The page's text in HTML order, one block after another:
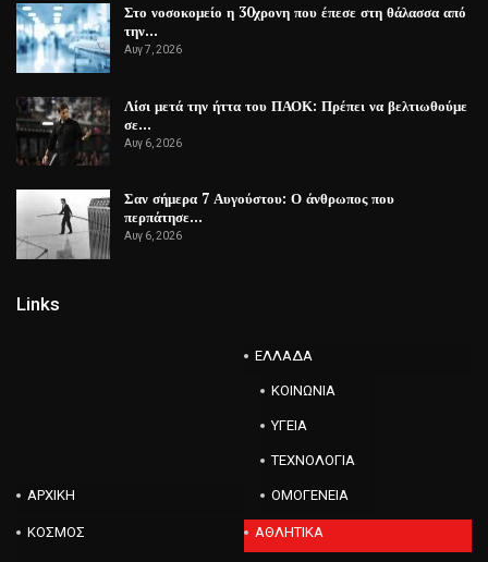
Στο νοσοκομείο η 30χρονη που έπεσε στη θάλασσα από
την…
Αυγ 7, 2026
Λίσι μετά την ήττα του ΠΑΟΚ: Πρέπει να βελτιωθούμε
σε…
Αυγ 6, 2026
Σαν σήμερα 7 Αυγούστου: Ο άνθρωπος που
περπάτησε…
Αυγ 6, 2026
Links
ΑΡΧΙΚΗ
ΕΛΛΑΔΑ
ΚΟΙΝΩΝΙΑ
ΥΓΕΙΑ
ΤΕΧΝΟΛΟΓΙΑ
ΟΜΟΓΕΝΕΙΑ
ΚΟΣΜΟΣ ΑΘΛΗΤΙΚΑ